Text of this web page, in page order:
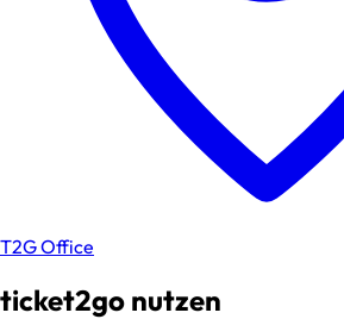
T2G Office
ticket2go nutzen